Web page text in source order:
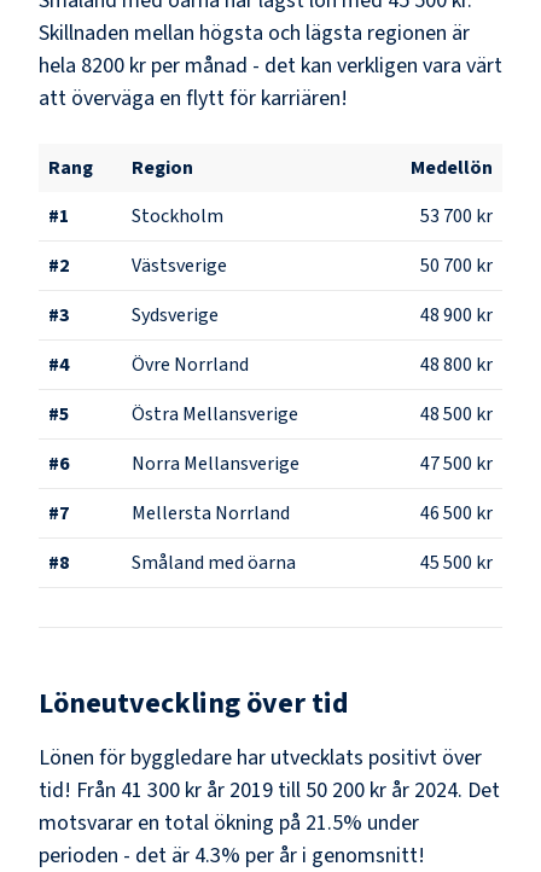
Skillnaden mellan högsta och lägsta regionen är
hela 8200 kr per månad - det kan verkligen vara värt
att överväga en flytt för karriären!
Rang Region
Medellön
#1 Stockholm
53 700 kr
#2 Västsverige
50 700 kr
#3 Sydsverige
48 900 kr
#4 Övre Norrland
48 800 kr
#5 Östra Mellansverige
48 500 kr
#6 Norra Mellansverige
47 500 kr
#7 Mellersta Norrland
46 500 kr
#8 Småland med öarna 45 500 kr
Löneutveckling över tid
Lönen för byggledare har utvecklats positivt över
tid! Från 41 300 kr år 2019 till 50 200 kr år 2024. Det
motsvarar en total ökning på 21.5% under
perioden - det är 4.3% per år i genomsnitt!